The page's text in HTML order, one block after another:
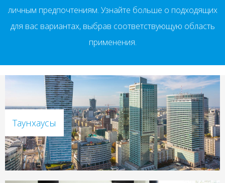
личным предпочтениям. Узнайте больше о подходящих
для вас вариантах, выбрав соответствующую область
применения.
Таунхаусы